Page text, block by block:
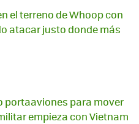
el terreno de Whoop con
atacar justo donde más
portaaviones para mover
empieza con Vietnam